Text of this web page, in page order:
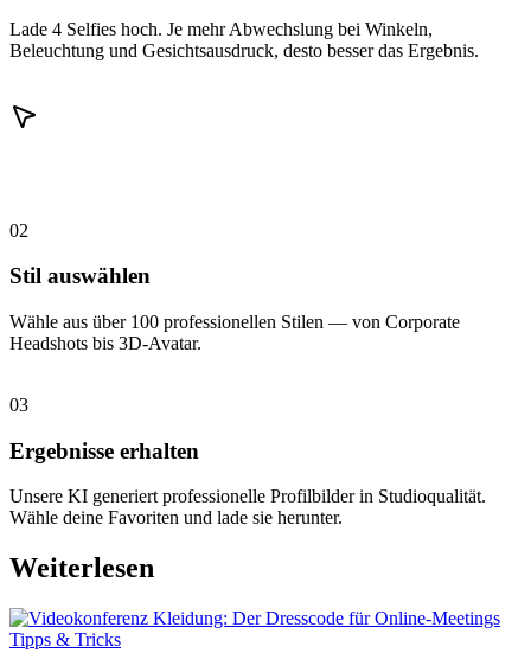
Lade 4 Selfies hoch. Je mehr Abwechslung bei Winkeln,
Beleuchtung und Gesichtsausdruck, desto besser das Ergebnis.
02
Stil auswählen
Wähle aus über 100 professionellen Stilen — von Corporate
Headshots bis 3D-Avatar.
03
Ergebnisse erhalten
Unsere KI generiert professionelle Profilbilder in Studioqualität.
Wähle deine Favoriten und lade sie herunter.
Weiterlesen
Tipps & Tricks